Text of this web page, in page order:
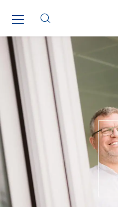
Service One Alliance
Seves
SKE-International
Smart Building Energies
Socalec
Sotécnica
SparkEx®
STE Armor
Strasser
Stroomverdeler
Sylvestre Energies
TelComTec
Telematic Solutions